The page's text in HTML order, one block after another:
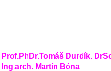
Prof.PhDr.Tomáš Durdík,
Ing.arch. Martin Bóna